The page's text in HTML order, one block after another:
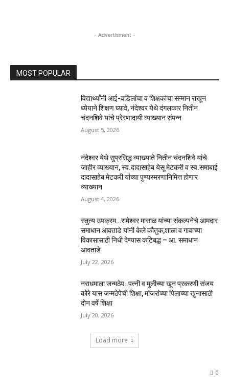
- Advertisment -
MOST POPULAR
विद्यार्थ्यांनी आई-वडिलांचा व शिक्षकांचा सन्मान राखून
ध्येयाने शिक्षण घ्यावे, नंदेश्वर येथे दंगलकार नितीन
चंदनशिवे यांचे प्रेरणादायी व्याख्यान संपन्न
August 5, 2026
नंदेश्वर येथे सुप्रसिद्ध व्याख्याते नितीन चंदनशिवे यांचे
जाहीर व्याख्यान, स्व.दादासाहेब येसू मेटकरी व स्व.समाबाई
दादासाहेब मेटकरी यांच्या पुण्यस्मरणानिमित्त होणार
व्याख्यान
August 4, 2026
स्तुत्य उपक्रम…रामेश्वर मासाळ यांच्या संकल्पनेचे आमदार
समाधान आवताडे यांनी केले कौतुक,शाळा व गावाच्या
विकासासाठी निधी देण्यास कटिबद्ध – आ. समाधान
आवताडे
July 22, 2026
नराधमाला जन्मठेप..पत्नी व मुलीच्या खून प्रकरणी संजय
कोरे यास जन्मठेपेची शिक्षा, मांजरांच्या पिलाच्या खुनासाठी
दोन वर्षे शिक्षा
July 20, 2026
Load more
0